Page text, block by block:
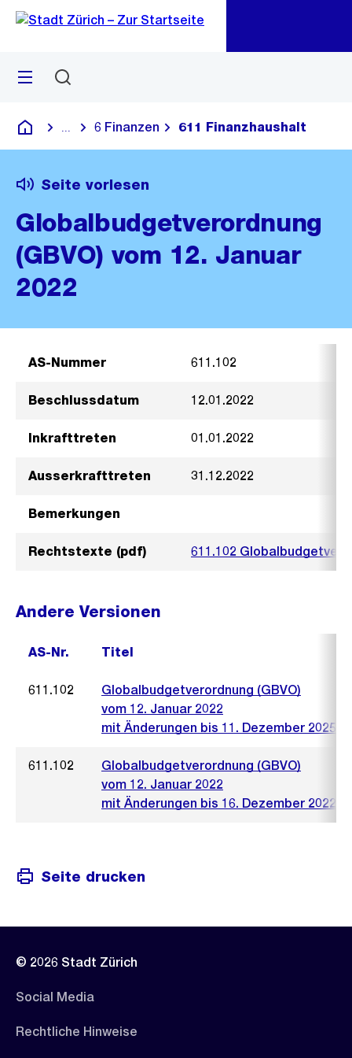
Navigation
Sprunglink
Menü
Deutsch
Blende alle Breadcrumbs ein
6 Finanzen 611 Finanzhaushalt
Seite vorlesen
Globalbudgetverordnung
(GBVO) vom 12. Januar
2022
AS-Nummer 611.102
Beschlussdatum 12.01.2022
Inkrafttreten 01.01.2022
Ausserkrafttreten 31.12.2022
Bemerkungen
Rechtstexte (pdf) 611.102
Andere Versionen
AS-Nr. Titel
611.102
Globalbudgetverordnung (GBVO)
vom 12. Januar 2022
mit Änderungen bis 11. Dezember 2025
611.102
Globalbudgetverordnung (GBVO)
vom 12. Januar 2022
mit Änderungen bis 16. Dezember 2022
Seite drucken
© 2026 Stadt Zürich
Social Media
Rechtliche Hinweise